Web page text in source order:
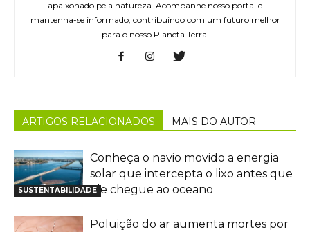
apaixonado pela natureza. Acompanhe nosso portal e
mantenha-se informado, contribuindo com um futuro melhor
para o nosso Planeta Terra.
ARTIGOS RELACIONADOS MAIS DO AUTOR
SUSTENTABILIDADE
Conheça o navio movido a energia
solar que intercepta o lixo antes que
ele chegue ao oceano
Poluição do ar aumenta mortes por